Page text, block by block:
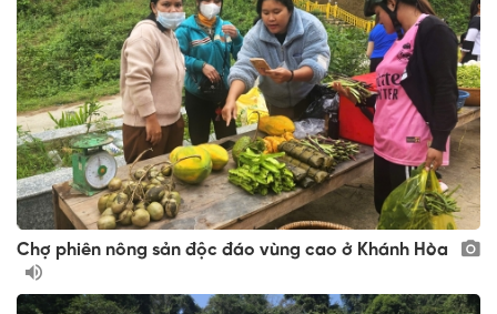
Chợ phiên nông sản độc đáo vùng cao ở Khánh Hòa